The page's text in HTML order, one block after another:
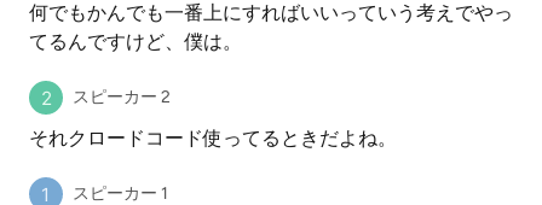
何でもかんでも一番上にすればいいっていう考えでやっ
てるんですけど、僕は。
スピーカー 2
それクロードコード使ってるときだよね。
スピーカー 1